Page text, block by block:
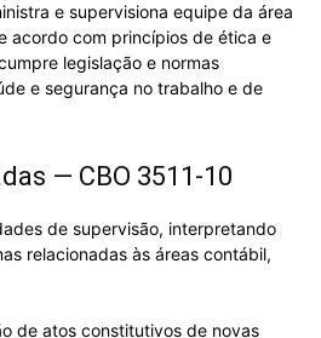
e supervisiona equipe da área
acordo com princípios de ética e
legislação e normas
e segurança no trabalho e de
— CBO 3511-10
de supervisão, interpretando
relacionadas às áreas contábil,
de atos constitutivos de novas